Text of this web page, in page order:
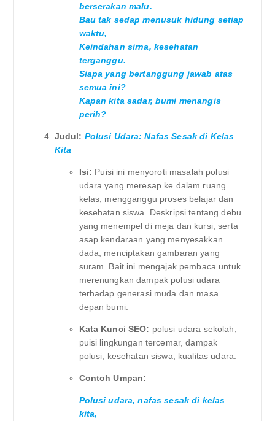
berserakan malu.
Bau tak sedap menusuk hidung setiap
waktu,
Keindahan sirna, kesehatan
terganggu.
Siapa yang bertanggung jawab atas
semua ini?
Kapan kita sadar, bumi menangis
perih?
Judul: Polusi Udara: Nafas Sesak di Kelas
Kita
Isi: Puisi ini menyoroti masalah polusi
udara yang meresap ke dalam ruang
kelas, mengganggu proses belajar dan
kesehatan siswa. Deskripsi tentang debu
yang menempel di meja dan kursi, serta
asap kendaraan yang menyesakkan
dada, menciptakan gambaran yang
suram. Bait ini mengajak pembaca untuk
merenungkan dampak polusi udara
terhadap generasi muda dan masa
depan bumi.
Kata Kunci SEO: polusi udara sekolah,
puisi lingkungan tercemar, dampak
polusi, kesehatan siswa, kualitas udara.
Contoh Umpan:
Polusi udara, nafas sesak di kelas
kita,